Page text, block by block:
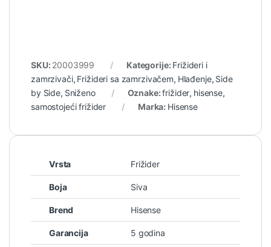
SKU: 20003999 Kategorije: Frižideri i
zamrzivači, Frižideri sa zamrzivačem, Hlađenje, Side
by Side, Sniženo Oznake:frižider, hisense,
samostojeći frižider
Marka: Hisense
Vrsta Frižider
Boja Siva
Brend Hisense
Garancija 5 godina